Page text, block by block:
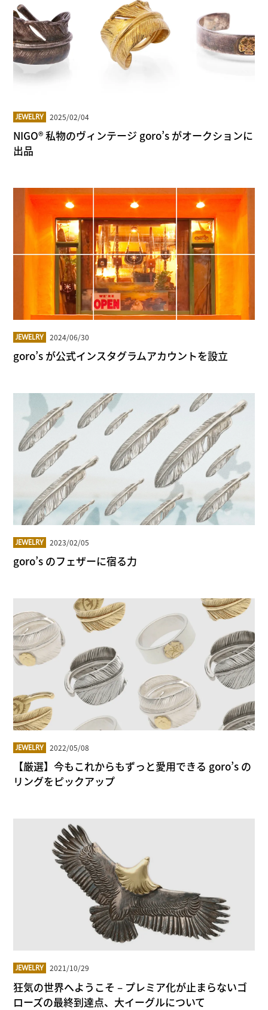
JEWELRY 2025/02/04
NIGO® 私物のヴィンテージ goro’s がオークションに
出品
JEWELRY 2024/06/30
goro’s が公式インスタグラムアカウントを設立
JEWELRY 2023/02/05
goro’s のフェザーに宿る力
JEWELRY 2022/05/08
【厳選】今もこれからもずっと愛用できる goro’s の
リングをピックアップ
JEWELRY 2021/10/29
狂気の世界へようこそ – プレミア化が止まらないゴ
ローズの最終到達点、大イーグルについて